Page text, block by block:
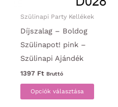
Szülinapi Party Kellékek
Díjszalag – Boldog
Szülinapot! pink –
Szülinapi Ajándék
1397 Ft Bruttó
Opciók választása
Ennek
a